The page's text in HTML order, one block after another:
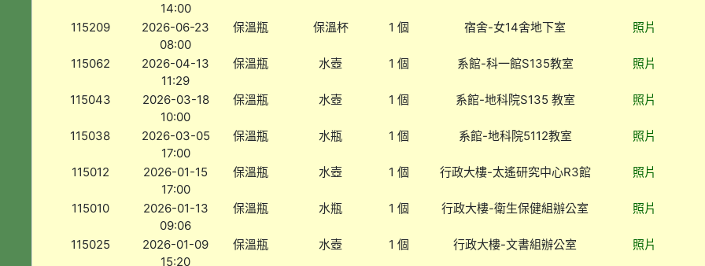
14:00
115209
2026-06-23
08:00
保溫瓶 保溫杯 1 個 宿舍-女14舍地下室 照片
115062
2026-04-13
11:29
保溫瓶 水壺 1 個 系館-科一館S135教室 照片
115043
2026-03-18
10:00
保溫瓶 水壺 1 個 系館-地科院S135 教室 照片
115038
2026-03-05
17:00
保溫瓶 水瓶 1 個 系館-地科院5112教室 照片
115012
2026-01-15
17:00
保溫瓶 水壺 1 個 行政大樓-太遙研究中心R3館 照片
115010
2026-01-13
09:06
保溫瓶 水瓶 1 個 行政大樓-衛生保健組辦公室 照片
115025
2026-01-09
15:20
保溫瓶 水壺 1 個 行政大樓-文書組辦公室 照片